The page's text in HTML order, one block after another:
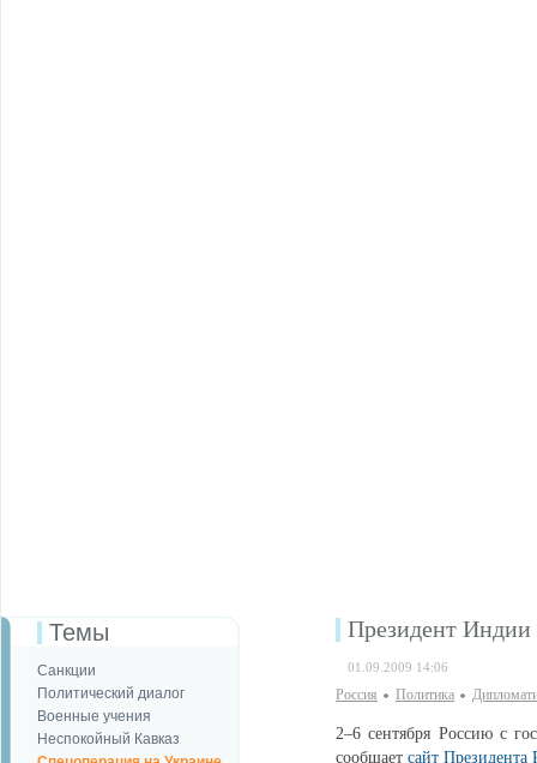
Темы
Санкции
Политический диалог
Военные учения
Неспокойный Кавказ
Президент Индии
01.09.2009 14:06
Россия Политика
2–6 сентября Россию с
сообщает сайт Президента